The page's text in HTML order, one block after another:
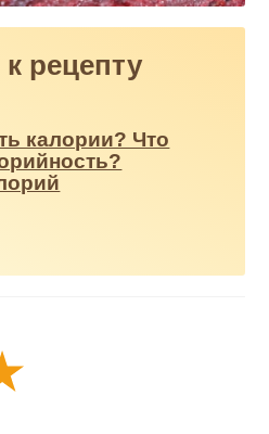
рецепту
калории? Что